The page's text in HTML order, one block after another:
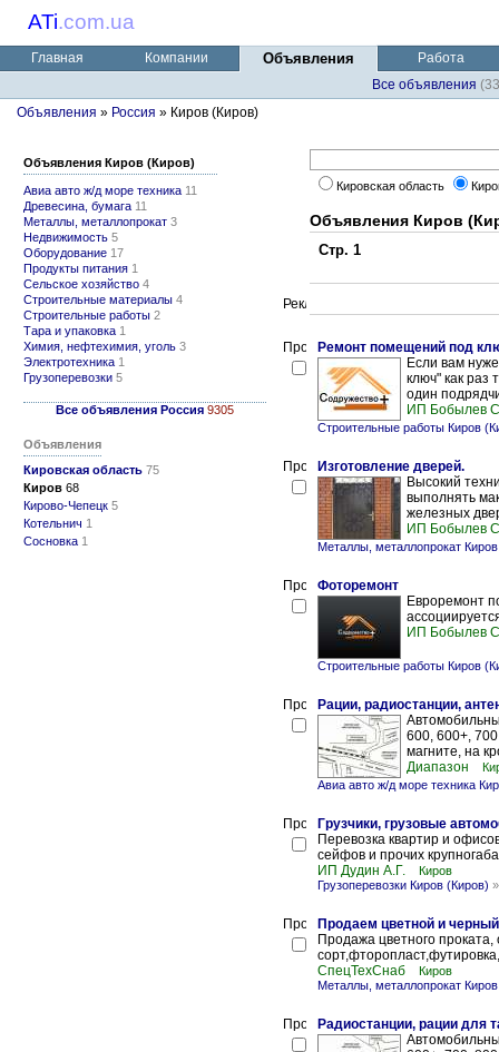
ATi.com.ua
Главная Компании Объявления
Работа
Все объявления
Объявления » Россия » Киров (Киров)
Объявления Киров (Киров)
Авиа авто ж/д море техника 11
Древесина, бумага 11
Металлы, металлопрокат 3
Недвижимость 5
Оборудование 17
Продукты питания 1
Сельское хозяйство 4
Строительные материалы 4
Строительные работы 2
Тара и упаковка 1
Химия, нефтехимия, уголь 3
Электротехника 1
Грузоперевозки 5
Все объявления Россия 9305
Объявления
Кировская область 75
Киров 68
Кирово-Чепецк 5
Котельнич 1
Сосновка 1
Кировская область
Объявления Киров
Стр. 1
Ремонт помещений под
Если вам
ключ" как раз
один
ИП Бобылев
Строительные работы Киров
Изготовление дверей.
Высокий
выполнять
железных
ИП Бобылев
Металлы, металлопрокат
Фоторемонт
Евроремонт
ИП Бобылев
Строительные работы Киров
Рации, радиостанции,
600, 600+,
магните, на
Диапазон
Авиа авто ж/д море техника
Грузчики, грузовые
Перевозка квартир и
сейфов и прочих
ИП Дудин А.Г.
Киров
Грузоперевозки Киров (Киров)
Продаем цветной и
Продажа цветного
СпецТехСнаб
Киров
Металлы, металлопрокат
Радиостанции, рации для